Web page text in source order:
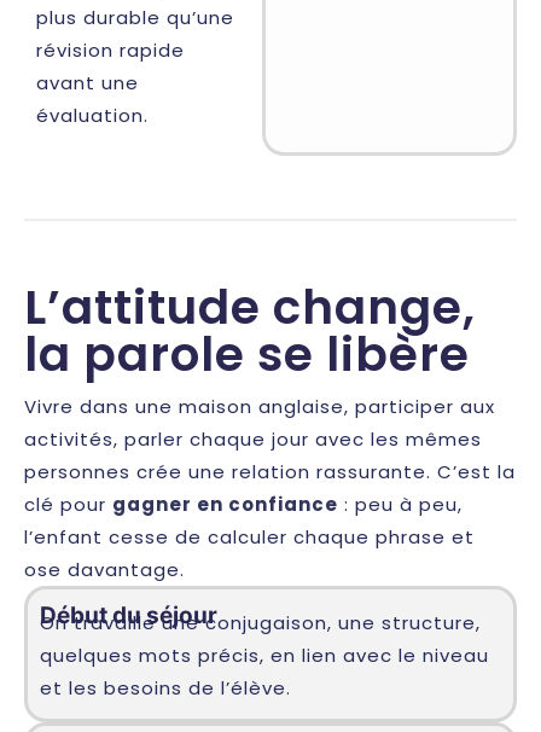
plus durable qu’une
révision rapide
avant une
évaluation.
L’attitude change,
la parole se libère
Vivre dans une maison anglaise, participer aux
activités, parler chaque jour avec les mêmes
personnes crée une relation rassurante. C’est la
clé pour gagner en confiance : peu à peu,
l’enfant cesse de calculer chaque phrase et
ose davantage.
Début du séjour
On travaille une conjugaison, une structure,
quelques mots précis, en lien avec le niveau
et les besoins de l’élève.